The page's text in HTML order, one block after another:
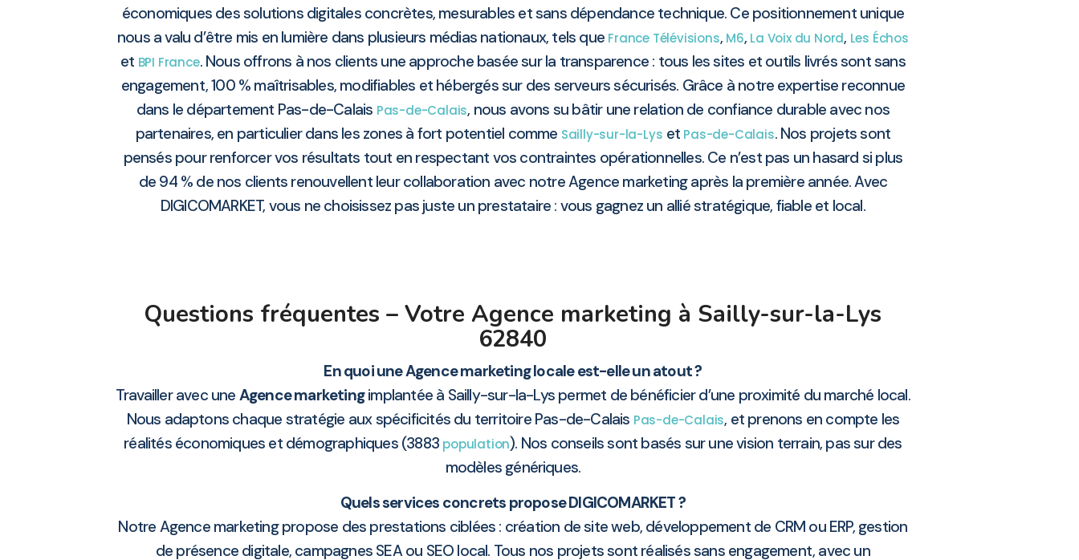
économiques des solutions digitales concrètes, mesurables et sans dépendance technique. Ce positionnement unique
nous a valu d’être mis en lumière dans plusieurs médias nationaux, tels que France Télévisions, M6, La Voix du Nord, Les Échos
et BPI France. Nous offrons à nos clients une approche basée sur la transparence : tous les sites et outils livrés sont sans
engagement, 100 % maîtrisables, modifiables et hébergés sur des serveurs sécurisés. Grâce à notre expertise reconnue
dans le département Pas-de-Calais Pas-de-Calais, nous avons su bâtir une relation de confiance durable avec nos
partenaires, en particulier dans les zones à fort potentiel comme Sailly-sur-la-Lys et Pas-de-Calais. Nos projets sont
pensés pour renforcer vos résultats tout en respectant vos contraintes opérationnelles. Ce n’est pas un hasard si plus
de 94 % de nos clients renouvellent leur collaboration avec notre Agence marketing après la première année. Avec
DIGICOMARKET, vous ne choisissez pas juste un prestataire : vous gagnez un allié stratégique, fiable et local.
Questions fréquentes – Votre Agence marketing à Sailly-sur-la-Lys
62840
En quoi une Agence marketing locale est-elle un atout ?
Travailler avec une Agence marketingimplantée à Sailly-sur-la-Lys permet de bénéficier d’une proximité du marché local.
Nous adaptons chaque stratégie aux spécificités du territoire Pas-de-Calais Pas-de-Calais, et prenons en compte les
réalités économiques et démographiques (3883 population). Nos conseils sont basés sur une vision terrain, pas sur des
modèles génériques.
Quels services concrets propose DIGICOMARKET ?
Notre Agence marketing propose des prestations ciblées : création de site web, développement de CRM ou ERP, gestion
de présence digitale, campagnes SEA ou SEO local. Tous nos projets sont réalisés sans engagement, avec un